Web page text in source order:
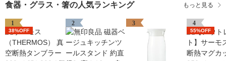
食器・グラス・箸の人気ランキング もっと見る
1
38%OFF
2 3 4
55%OFF